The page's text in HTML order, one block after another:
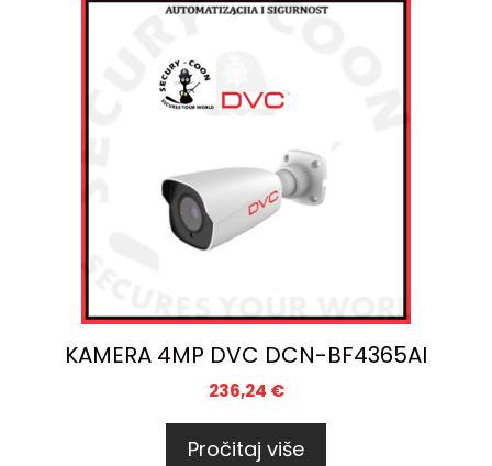
KAMERA 4MP DVC DCN-BF4365AI
236,24 €
Pročitaj više